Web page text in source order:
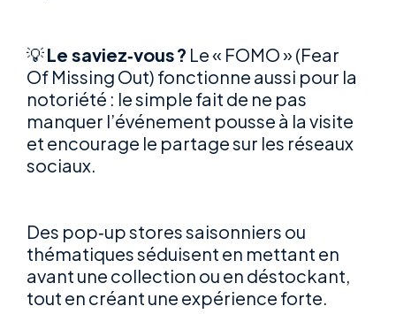
💡Le saviez‑vous ? Le « FOMO » (Fear
Of Missing Out) fonctionne aussi pour la
notoriété : le simple fait de ne pas
manquer l’événement pousse à la visite
et encourage le partage sur les réseaux
sociaux.
Des pop‑up stores saisonniers ou
thématiques séduisent en mettant en
avant une collection ou en déstockant,
tout en créant une expérience forte.